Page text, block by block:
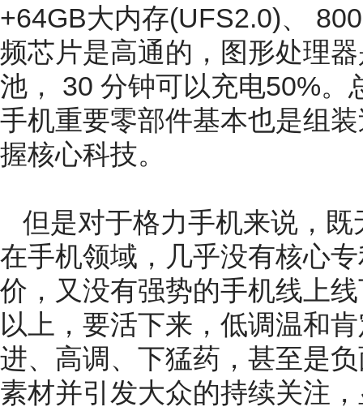
+64GB大内存(UFS2.0)、
频芯片是高通的，图形处理
池， 30 分钟可以充电50%
手机重要零部件基本也是组
握核心科技。
但是对于格力手机来说，
在手机领域，几乎没有核心
价，又没有强势的手机线上
以上，要活下来，低调温和
进、高调、下猛药，甚至是
素材并引发大众的持续关注